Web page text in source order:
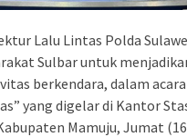
Lalu Lintas Polda
Sulbar untuk
berkendara, dalam
yang digelar di Kantor
Mamuju, Jumat